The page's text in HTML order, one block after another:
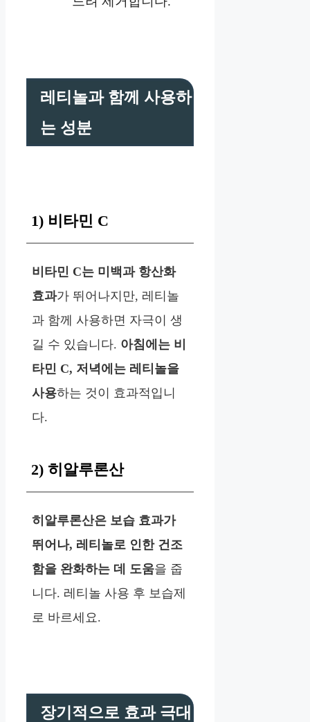
레티놀과 함께 사용하
는 성분
1) 비타민 C
비타민 C는 미백과 항산화
효과가 뛰어나지만, 레티놀
과 함께 사용하면 자극이 생
길 수 있습니다. 아침에는 비
타민 C, 저녁에는 레티놀을
사용하는 것이 효과적입니
다.
2) 히알루론산
히알루론산은 보습 효과가
뛰어나, 레티놀로 인한 건조
함을 완화하는 데 도움을 줍
니다. 레티놀 사용 후 보습제
로 바르세요.
장기적으로 효과 극대